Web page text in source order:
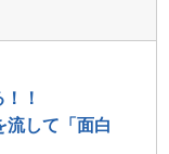
！
して「面白